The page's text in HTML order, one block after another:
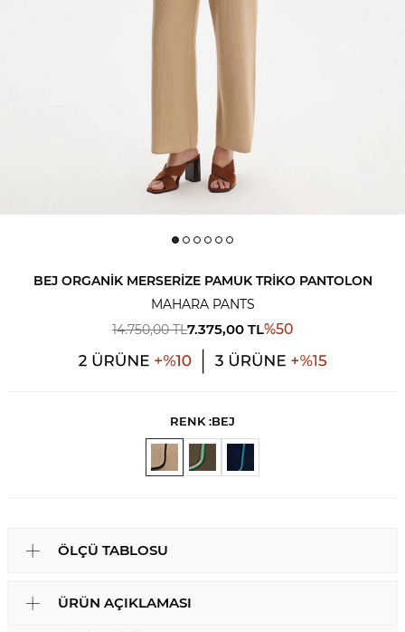
BEJ ORGANIK MERSERIZE PAMUK TRIKO PANTOLON
MAHARA PANTS
14.750,00TL7.375,00 TL%50
RENK :BEJ
ÖLÇÜ TABLOSU
ÜRÜN AÇIKLAMASI